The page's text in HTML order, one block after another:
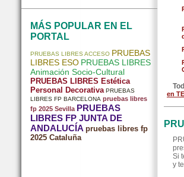
MÁS POPULAR EN EL
PORTAL
PRUEBAS LIBRES ACCESO PRUEBAS
LIBRES ESO PRUEBAS LIBRES
Animación Socio-Cultural
PRUEBAS LIBRES Estética
Personal Decorativa PRUEBAS
LIBRES FP BARCELONA pruebas libres
fp 2025 Sevilla PRUEBAS
LIBRES FP JUNTA DE
ANDALUCÍA pruebas libres fp
2025 Cataluña
en
Si
y